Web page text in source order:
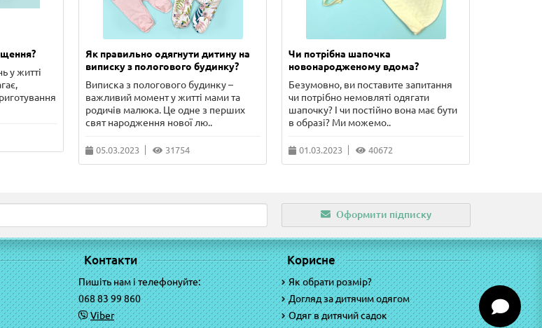
у житті
Як правильно одягнути дитину на
виписку з пологового будинку?
Виписка з пологового будинку –
важливий момент у житті мами та
родичів малюка. Це одне з перших
свят народження нової лю..
05.03.2023 31754
Чи потрібна шапочка
новонародженому вдома?
Безумовно, ви поставите запитання
чи потрібно немовляті одягати
шапочку? І чи постійно вона має бути
в образі? Ми можемо..
01.03.2023 40672
Оформити підписку
Контакти
Пишіть нам і телефонуйте:
068 83 99 860
Viber
Корисне
Як обрати розмір?
Догляд за дитячим одягом
Одяг в дитячий садок